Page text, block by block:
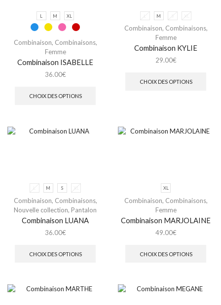
L M XL
Combinaison, Combinaisons,
Femme
Combinaison ISABELLE
36.00€
CHOIX DES OPTIONS
L M S XL
Combinaison, Combinaisons,
Femme
Combinaison KYLIE
29.00€
CHOIX DES OPTIONS
L M S XL
Combinaison, Combinaisons,
Nouvelle collection, Pantalon
Combinaison LUANA
36.00€
CHOIX DES OPTIONS
XL
Combinaison, Combinaisons,
Femme
Combinaison MARJOLAINE
49.00€
CHOIX DES OPTIONS